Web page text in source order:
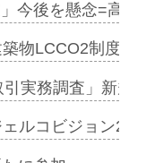
今後を懸念=高
物LCCO2制度
引実務調査」新規
ルコビジョン